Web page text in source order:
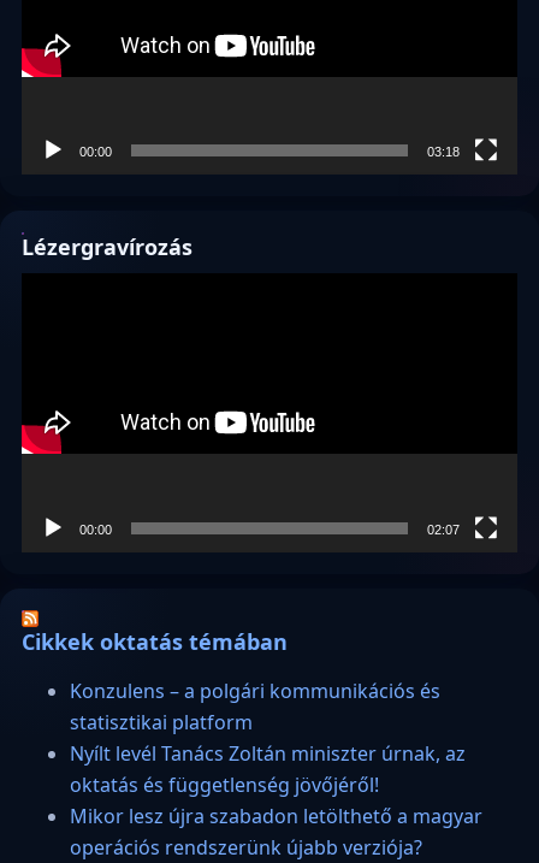
00:00 03:18
Lézergravírozás
00:00 02:07
Cikkek oktatás témában
Konzulens – a polgári kommunikációs és
statisztikai platform
Nyílt levél Tanács Zoltán miniszter úrnak, az
oktatás és függetlenség jövőjéről!
Mikor lesz újra szabadon letölthető a magyar
operációs rendszerünk újabb verziója?